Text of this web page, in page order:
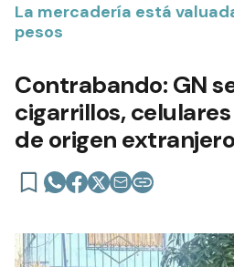
La mercadería está
pesos
Contrabando: GN
cigarrillos,
de origen extranjero